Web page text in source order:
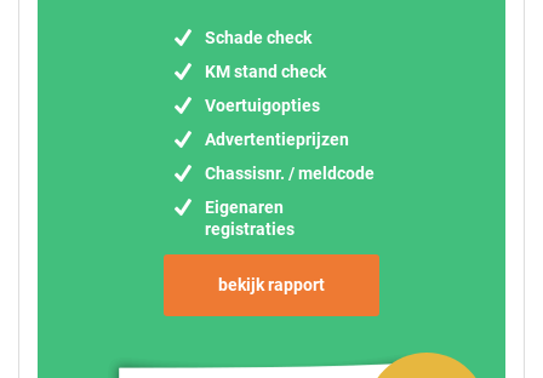
Schade check
KM stand check
Voertuigopties
Advertentieprijzen
Chassisnr. / meldcode
Eigenaren
registraties
bekijk rapport